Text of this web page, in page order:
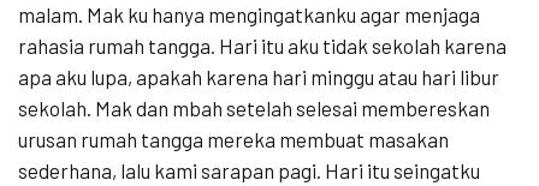
malam. Mak ku hanya mengingatkanku agar menjaga
rahasia rumah tangga. Hari itu aku tidak sekolah karena
apa aku lupa, apakah karena hari minggu atau hari libur
sekolah. Mak dan mbah setelah selesai membereskan
urusan rumah tangga mereka membuat masakan
sederhana, lalu kami sarapan pagi. Hari itu seingatku